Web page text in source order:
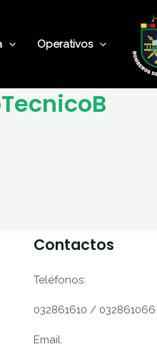
Operativos
Contactos
Teléfonos:
032861610 / 032861066
Email: